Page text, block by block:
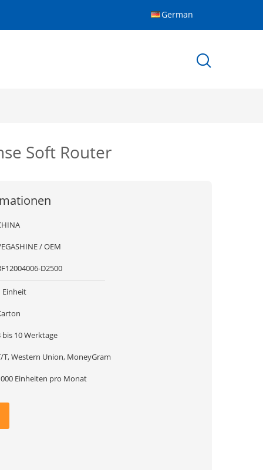
German
Soft Router
/ OEM
D2500
Einheit
bis 10 Werktage
T, Western Union, MoneyGram
Einheiten pro Monat